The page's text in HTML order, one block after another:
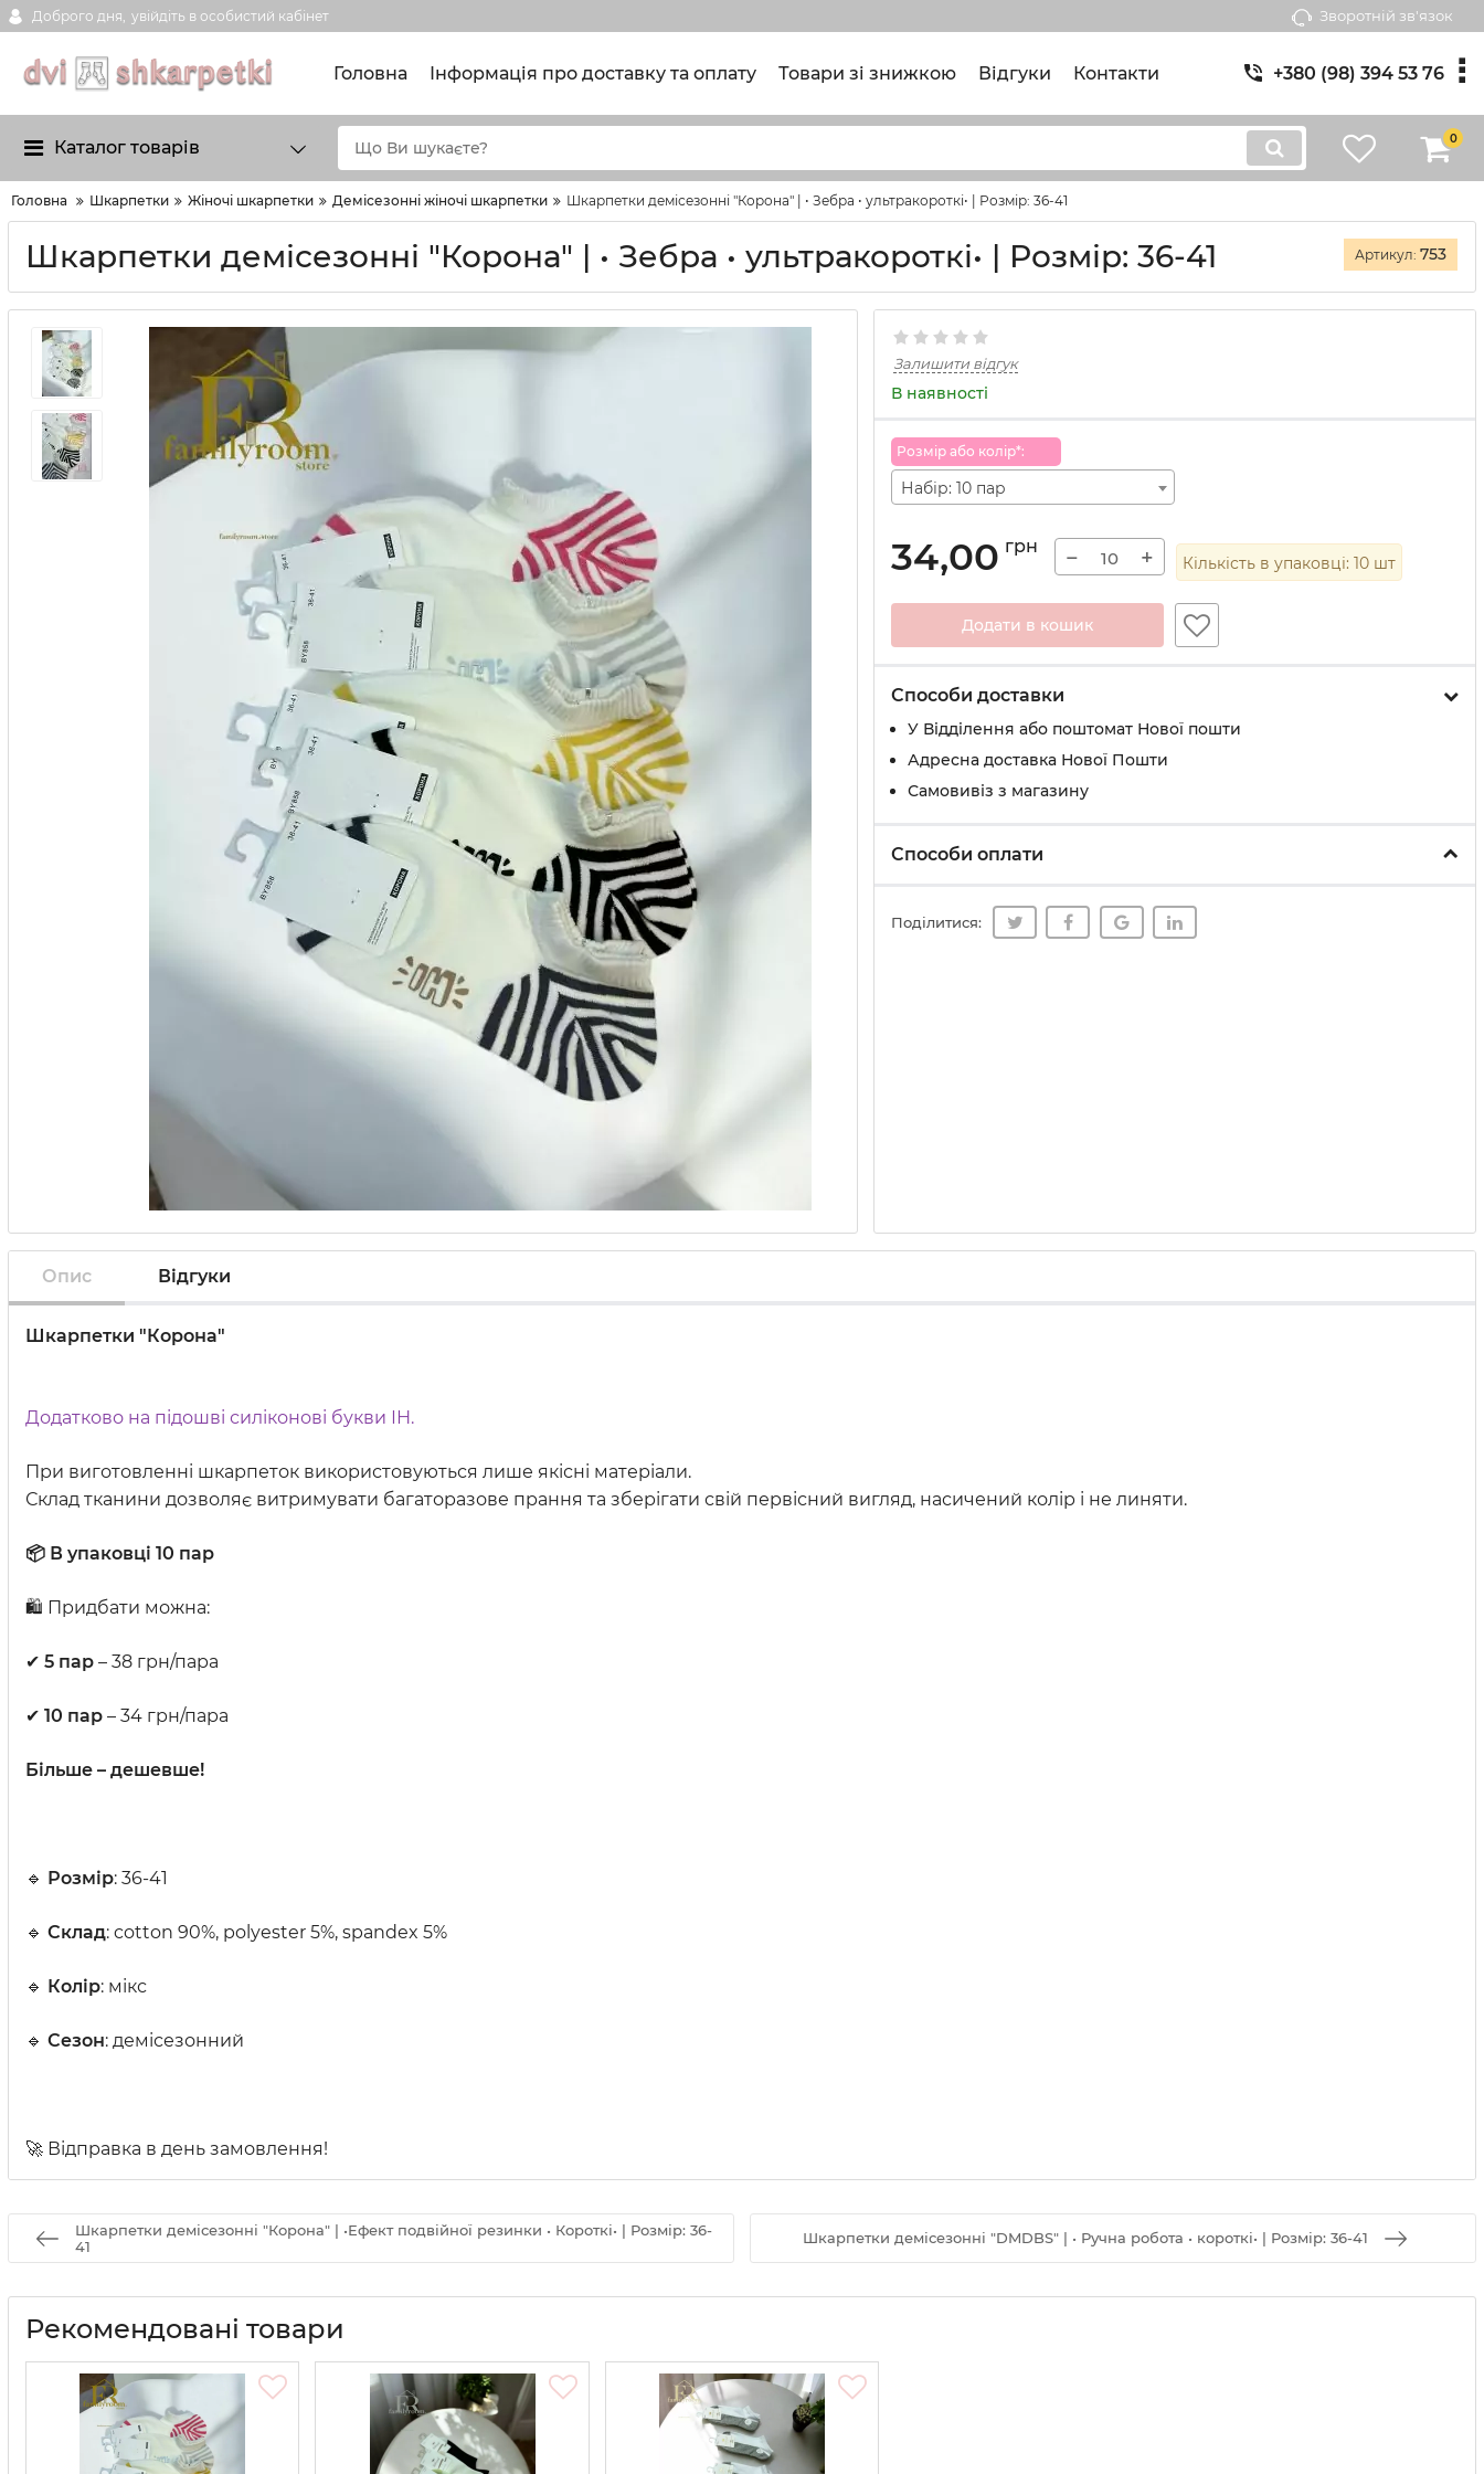
Доброго дня, увійдіть в особистий кабінет Зворотній зв'язок
Головна Інформація про доставку та оплату Товари зі знижкою Відгуки Контакти +380 (98) 394 53 76
Каталог товарів 0
Головна Шкарпетки Жіночі шкарпетки Демісезонні жіночі шкарпетки Шкарпетки демісезонні "Корона" | • Зебра • ультракороткі• | Розмір: 36-41
Шкарпетки демісезонні "Корона" | • Зебра • ультракороткі• | Розмір: 36-41 Артикул: 753
Залишити відгук
В наявності
Розмiр або колiр*:
Набір: 10 пар
34,00 грн − + Кількість в упаковці: 10 шт
Додати в кошик
Способи доставки
У Вiддiлення або поштомат Нової пошти
Адресна доставка Нової Пошти
Самовивіз з магазину
Способи оплати
Поділитися:
Опис Відгуки
Шкарпетки "Корона"
Додатково на підошві силіконові букви ІН.
При виготовленні шкарпеток використовуються лише якісні матеріали.
Склад тканини дозволяє витримувати багаторазове прання та зберігати свій первісний вигляд, насичений колір і не линяти.
📦 В упаковці 10 пар
🛍 Придбати можна:
✔ 5 пар – 38 грн/пара
✔ 10 пар – 34 грн/пара
Більше – дешевше!
🔹 Розмір: 36-41
🔹 Склад: cotton 90%, polyester 5%, spandex 5%
🔹 Колір: мікс
🔹 Сезон: демісезонний
🚀 Відправка в день замовлення!
Шкарпетки демісезонні "Корона" | •Ефект подвійної резинки • Короткі• | Розмір: 36-
41
Шкарпетки демісезонні "DMDBS" | • Ручна робота • короткі• | Розмір: 36-41
Рекомендовані товари